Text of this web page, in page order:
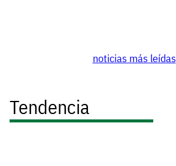
noticias más leídas
Tendencia